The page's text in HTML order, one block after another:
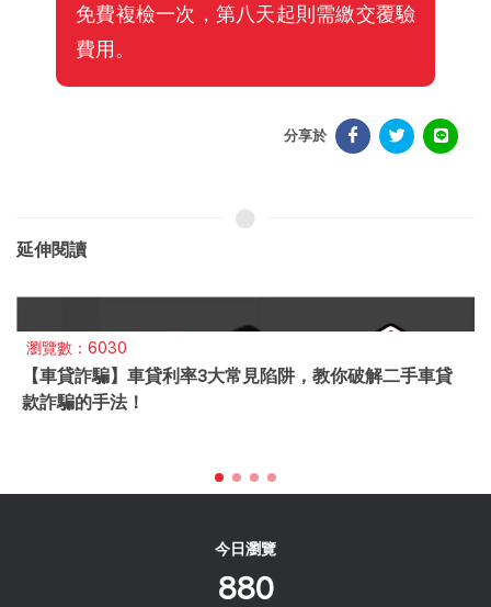
免費複檢一次，第八天起則需繳交覆驗
費用。
分享於
延伸閱讀
瀏覽數：6030
【車貸詐騙】車貸利率3大常見陷阱，教你破解二手車貸
款詐騙的手法！
今日瀏覽
880